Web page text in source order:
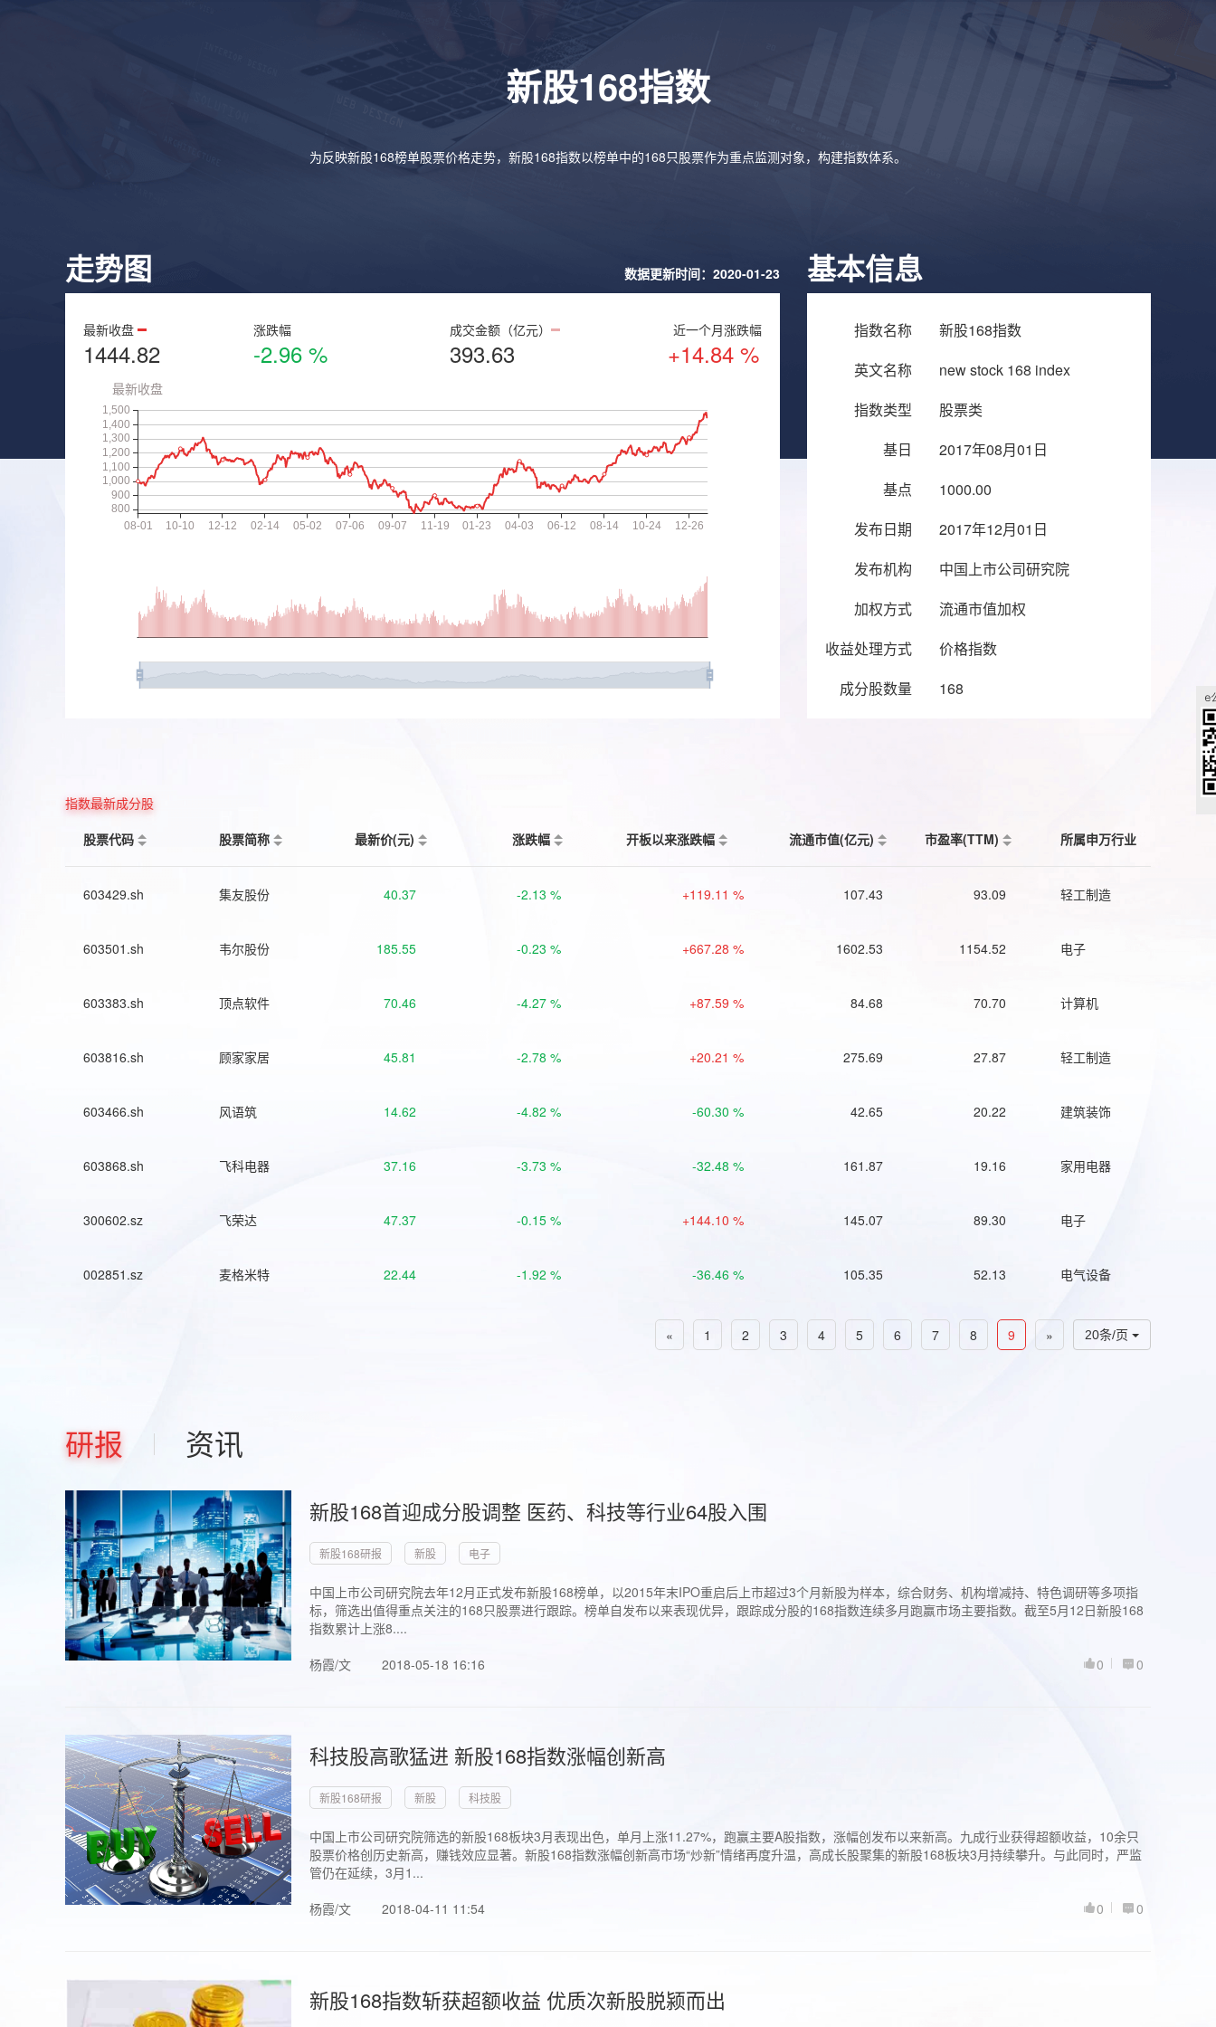
新股168指数
为反映新股168榜单股票价格走势，新股168指数以榜单中的168只股票作为重点监测对象，构建指数体系。
走势图 数据更新时间：2020-01-23
最新收盘
1444.82
涨跌幅
-2.96 %
成交金额（亿元）
393.63
近一个月涨跌幅
+14.84 %
基本信息
指数名称
新股168指数
英文名称
new stock 168 index
指数类型
股票类
基日
2017年08月01日
基点
1000.00
发布日期
2017年12月01日
发布机构
中国上市公司研究院
加权方式
流通市值加权
收益处理方式
价格指数
成分股数量
168
指数最新成分股
股票代码
股票简称 最新价(元) 涨跌幅 开板以来涨跌幅 流通市值(亿元) 市盈率(TTM) 所属申万行业
603429.sh 集友股份 40.37 -2.13 % +119.11 % 107.43 93.09 轻工制造
603501.sh 韦尔股份 185.55 -0.23 % +667.28 % 1602.53 1154.52 电子
603383.sh 顶点软件 70.46 -4.27 % +87.59 % 84.68 70.70 计算机
603816.sh 顾家家居 45.81 -2.78 % +20.21 % 275.69 27.87 轻工制造
603466.sh 风语筑 14.62 -4.82 % -60.30 % 42.65 20.22 建筑装饰
603868.sh 飞科电器 37.16 -3.73 % -32.48 % 161.87 19.16 家用电器
300602.sz 飞荣达 47.37 -0.15 % +144.10 % 145.07 89.30 电子
002851.sz 麦格米特 22.44 -1.92 % -36.46 % 105.35 52.13 电气设备
20条/页
« 1 2 3 4 5 6 7 8 9 »
研报 资讯
新股168首迎成分股调整 医药、科技等行业64股入围
新股168研报 新股 电子
中国上市公司研究院去年12月正式发布新股168榜单，以2015年末IPO重启后上市超过3个月新股为样本，综合财务、机构增减持、特色调研等多项指
标，筛选出值得重点关注的168只股票进行跟踪。榜单自发布以来表现优异，跟踪成分股的168指数连续多月跑赢市场主要指数。截至5月12日新股168
指数累计上涨8....
杨霞/文
2018-05-18 16:16 0
0
科技股高歌猛进 新股168指数涨幅创新高
新股168研报 新股 科技股
中国上市公司研究院筛选的新股168板块3月表现出色，单月上涨11.27%，跑赢主要A股指数，涨幅创发布以来新高。九成行业获得超额收益，10余只
股票价格创历史新高，赚钱效应显著。新股168指数涨幅创新高市场“炒新”情绪再度升温，高成长股聚集的新股168板块3月持续攀升。与此同时，严监
管仍在延续，3月1...
杨霞/文
2018-04-11 11:54 0
0
新股168指数斩获超额收益 优质次新股脱颍而出